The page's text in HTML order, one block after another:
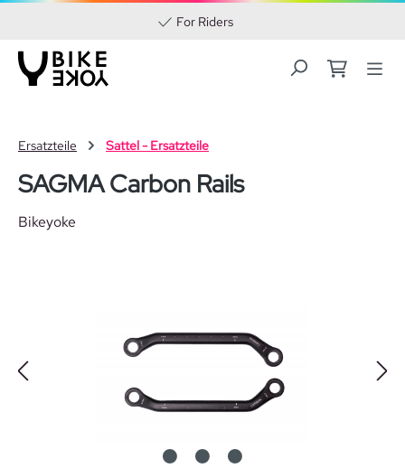
Zum Hauptinhalt springen
For Riders
Ersatzteile Sattel - Ersatzteile
SAGMA Carbon Rails
Bikeyoke